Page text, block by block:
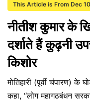
This Article is From Dec
नीतीश कुमार के
दर्शाते हैं कुढ़नी
किशोर
मोतिहारी (पूर्वी चंपारण)
कहा, ‘‘लोग महागठबंधन